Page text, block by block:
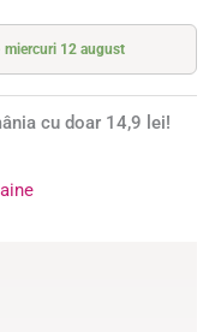
12 august
cu doar 14,9 lei!